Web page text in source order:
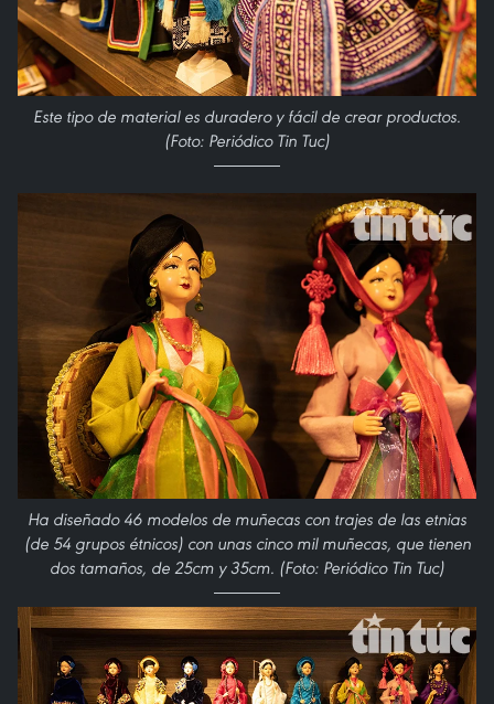
Este tipo de material es duradero y fácil de crear productos.
(Foto: Periódico Tin Tuc)
Ha diseñado 46 modelos de muñecas con trajes de las etnias
(de 54 grupos étnicos) con unas cinco mil muñecas, que tienen
dos tamaños, de 25cm y 35cm. (Foto: Periódico Tin Tuc)